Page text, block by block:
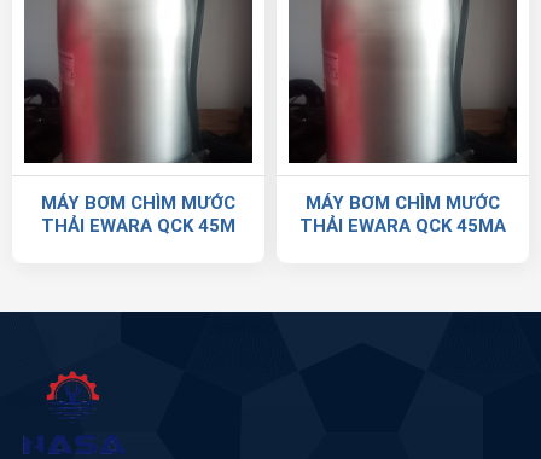
MÁY BƠM CHÌM MƯỚC
THẢI EWARA QCK 45M
MÁY BƠM CHÌM MƯỚC
THẢI EWARA QCK 45MA